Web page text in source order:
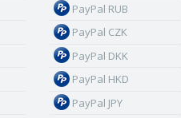
PayPal RUB
PayPal CZK
PayPal DKK
PayPal HKD
PayPal JPY